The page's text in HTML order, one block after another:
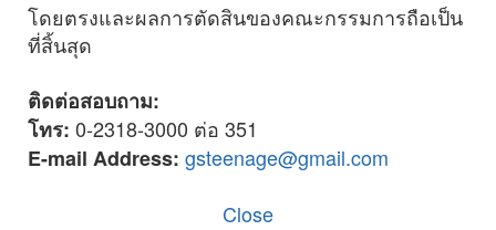
โดยตรงและผลการตัดสินของคณะกรรมการถือเป็น
ที่สิ้นสุด
ติดต่อสอบถาม:
โทร: 0-2318-3000 ต่อ 351
E-mail Address: gsteenage@gmail.com
Close